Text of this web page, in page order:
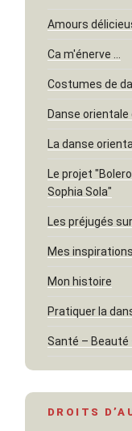
Amours
Ca m'énerve …
Costumes de
Danse
La danse
Le projet
Sophia Sola"
Les préjugés
Mes inspirations
Mon histoire
Pratiquer la
Santé – Beauté
DROITS